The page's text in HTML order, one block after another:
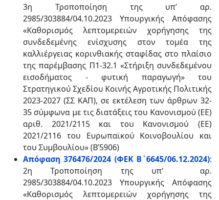
3η Τροποποίηση της υπ’ αρ.
2985/303884/04.10.2023 Υπουργικής Απόφασης
«Καθορισμός λεπτομερειών χορήγησης της
συνδεδεμένης ενίσχυσης στον τομέα της
καλλιέργειας κορινθιακής σταφίδας στο πλαίσιο
της παρέμβασης Π1-32.1 «Στήριξη συνδεδεμένου
εισοδήματος - φυτική παραγωγή» του
Στρατηγικού Σχεδίου Κοινής Αγροτικής Πολιτικής
2023-2027 (ΣΣ ΚΑΠ), σε εκτέλεση των άρθρων 32-
35 σύμφωνα με τις διατάξεις του Κανονισμού (ΕΕ)
αριθ. 2021/2115 και του Κανονισμού (ΕΕ)
2021/2116 του Ευρωπαϊκού Κοινοβουλίου και
του Συμβουλίου» (Β’5906)
Απόφαση 376476/2024 (ΦΕΚ Β΄6645/06.12.2024):
2η Τροποποίηση της υπ’ αρ.
2985/303884/04.10.2023 Υπουργικής Απόφασης
«Καθορισμός λεπτομερειών χορήγησης της